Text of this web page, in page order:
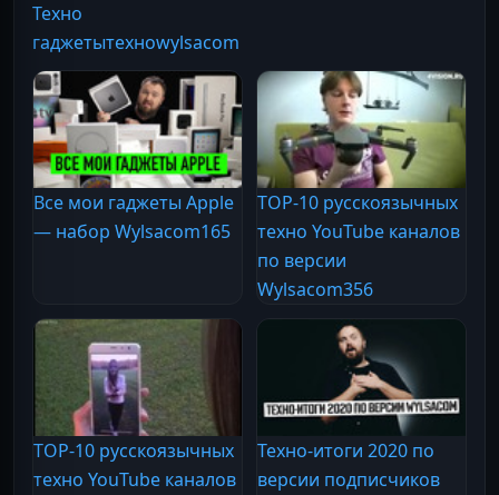
Техно
гаджетытехноwylsacom
Все мои гаджеты Apple
— набор Wylsacom165
TOP-10 русскоязычных
техно YouTube каналов
по версии
Wylsacom356
TOP-10 русскоязычных
техно YouTube каналов
Техно-итоги 2020 по
версии подписчиков